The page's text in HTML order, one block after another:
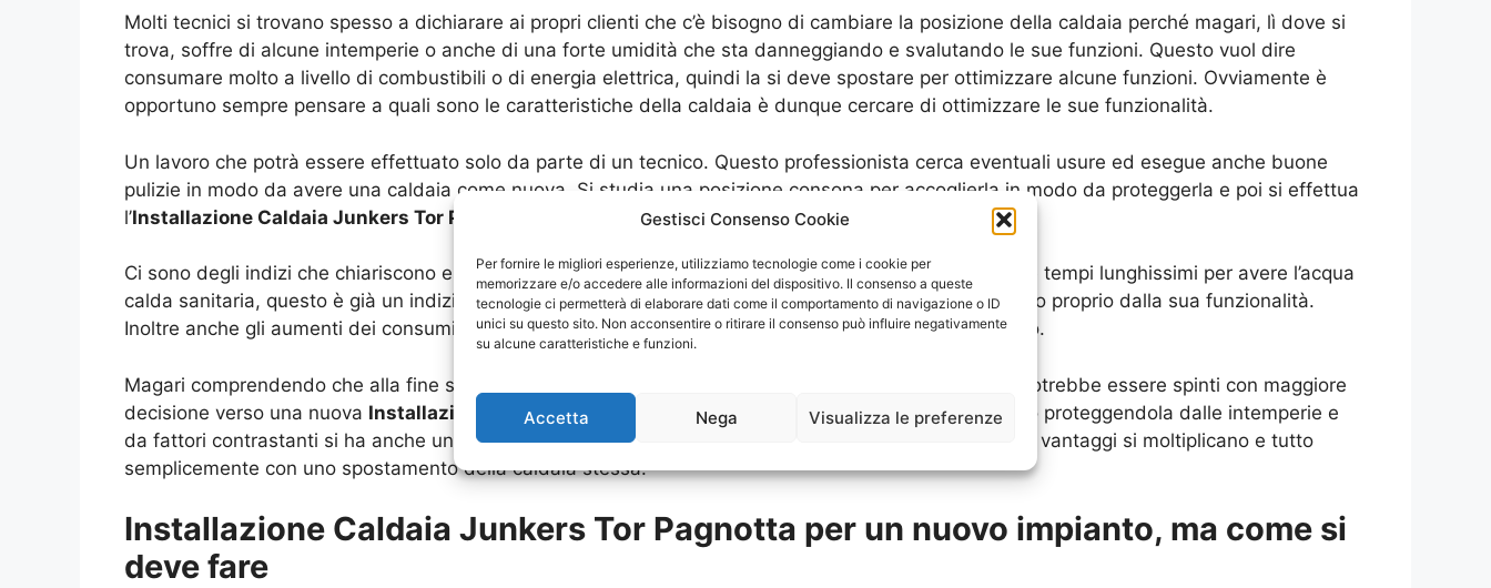
Gestisci Consenso Cookie
Per fornire le migliori esperienze, utilizziamo tecnologie come i cookie per
memorizzare e/o accedere alle informazioni del dispositivo. Il consenso a queste
tecnologie ci permetterà di elaborare dati come il comportamento di navigazione o ID
unici su questo sito. Non acconsentire o ritirare il consenso può influire negativamente
su alcune caratteristiche e funzioni.
Accetta Nega Visualizza le preferenze
Molti tecnici si trovano spesso a dichiarare ai propri clienti che c’è bisogno di cambiare la posizione della caldaia perché magari, lì dove si
trova, soffre di alcune intemperie o anche di una forte umidità che sta danneggiando e svalutando le sue funzioni. Questo vuol dire
consumare molto a livello di combustibili o di energia elettrica, quindi la si deve spostare per ottimizzare alcune funzioni. Ovviamente è
opportuno sempre pensare a quali sono le caratteristiche della caldaia è dunque cercare di ottimizzare le sue funzionalità.
Un lavoro che potrà essere effettuato solo da parte di un tecnico. Questo professionista cerca eventuali usure ed esegue anche buone
pulizie in modo da avere una caldaia come nuova. Si studia una posizione consona per accoglierla in modo da proteggerla e poi si effettua
l’Installazione Caldaia Junkers Tor Pagnotta
Ci sono degli indizi che chiariscono esattamente quali sono i problemi che la caldaia sta avendo, come tempi lunghissimi per avere l’acqua
calda sanitaria, questo è già un indizio che indica che ci sono intemperie o altri elementi che dipendono proprio dalla sua funzionalità.
Inoltre anche gli aumenti dei consumi sono un chiaro “segno” che c’è un rallentamento del meccanismo.
Magari comprendendo che alla fine si hanno diversi svantaggi, tra cui anche i consumi aumentati, si potrebbe essere spinti con maggiore
decisione verso una nuova Installazione Caldaia Junkers Tor Pagnotta
che già si possiede. Tra l’altro proteggendola dalle intemperie e
da fattori contrastanti si ha anche una maggiore “buona salute” di questa struttura. Dunque ecco che i vantaggi si moltiplicano e tutto
semplicemente con uno spostamento della caldaia stessa.
Installazione Caldaia Junkers Tor Pagnotta per un nuovo impianto, ma come si
deve fare